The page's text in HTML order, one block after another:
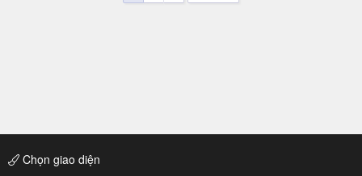
Chọn giao diện